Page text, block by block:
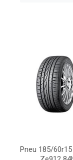
Pneu 185/60r15